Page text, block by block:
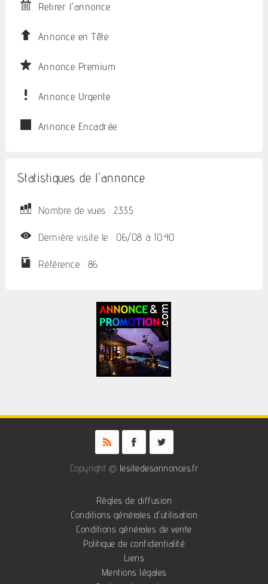
Retirer l'annonce
Annonce en Tête
Annonce Premium
Annonce Urgente
Annonce Encadrée
Statistiques de l'annonce
Nombre de vues : 2335
Dernière visite le : 06/08 à 10:40
Référence : 86
Copyright © lesitedesannonces.fr
Règles de diffusion
Conditions générales d'utilisation
Conditions générales de vente
Politique de confidentialité
Liens
Mentions légales